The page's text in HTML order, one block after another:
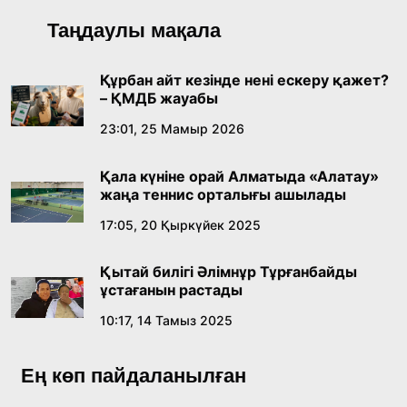
Қонаев қаласының әкімі «Славян базары»
байқауының жеңімпазы Ақерке Амалятты
16:27, 23 Шілде 2026
Қазақ тіліндегі «құт» концептісінің
09:21, 21 Шілде 2026
Абайдың адам тәрбиесі туралы
18:59, 20 Шілде 2026
ме, әлде бәсекелесі ме?
Таңдаулы мақала
Құрбан айт кезінде нені ескеру қажет?
– ҚМДБ жауабы
23:01, 25 Мамыр 2026
Қала күніне орай Алматыда «Алатау»
жаңа теннис орталығы ашылады
17:05, 20 Қыркүйек 2025
Қытай билігі Әлімнұр Тұрғанбайды
ұстағанын растады
10:17, 14 Тамыз 2025
Ең көп пайдаланылған